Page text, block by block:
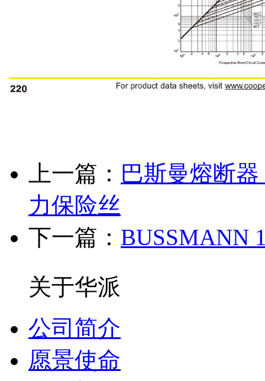
上一篇： 巴斯曼熔断器
力保险丝
下一篇： BUSSMANN
关于华派
公司简介
愿景使命